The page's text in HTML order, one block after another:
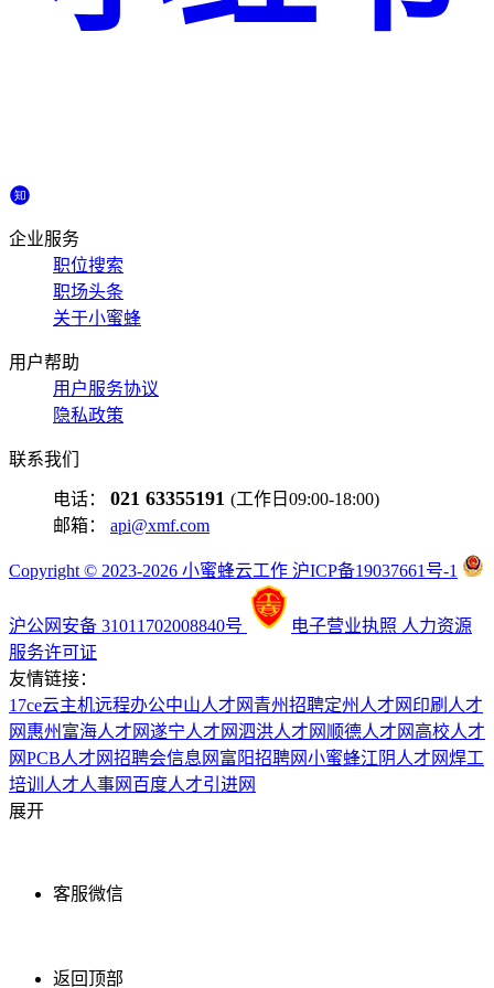
企业服务
职位搜索
职场头条
关于小蜜蜂
用户帮助
用户服务协议
隐私政策
联系我们
电话： 021 63355191 (工作日09:00-18:00)
邮箱： api@xmf.com
Copyright © 2023-2026 小蜜蜂云工作 沪ICP备19037661号-1
沪公网安备 31011702008840号 电子营业执照 人力资源
服务许可证
友情链接：
17ce云主机远程办公中山人才网 青州招聘定州人才网 印刷人才
网 惠州富海人才网遂宁人才网泗洪人才网 顺德人才网 高校人才
网PCB人才网招聘会信息网 富阳招聘网小蜜蜂江阴人才网焊工
培训 人才人事网 百度人才引进网
展开
客服微信
返回顶部